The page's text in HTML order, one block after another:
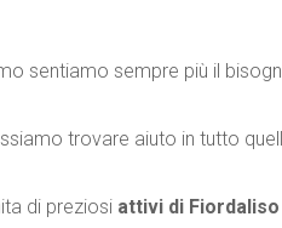
sentiamo sempre più il
trovare aiuto in tutto
di preziosi attivi di Fiordaliso